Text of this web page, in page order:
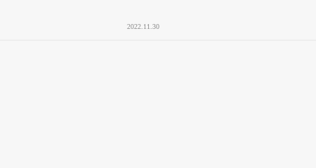
2022.11.30